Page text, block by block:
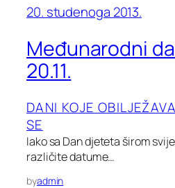
20. studenoga 2013.
Međunarodni
20.11.
DANI KOJE
SE
Iako sa Dan djeteta širom
različite datume…
byadmin